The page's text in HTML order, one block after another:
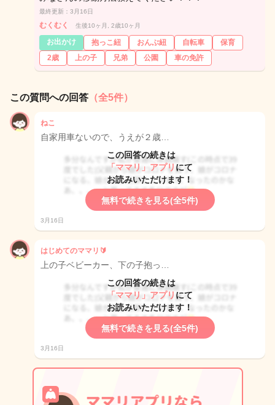
最終更新：3月16日
むくむく 生後10ヶ月, 2歳10ヶ月
お出かけ 抱っこ紐 おんぶ紐 自転車
保育
2歳
上の子 兄弟 公園 車の免許
この質問への回答 （全5件）
ねこ
自家用車ないので、うえが２歳…
この回答の続きは
「ママリ」アプリ にて
お読みいただけます！
無料で続きを見る(全5件)
3月16日
はじめてのママリ🔰
上の子ベビーカー、下の子抱っ…
この回答の続きは
「ママリ」アプリ にて
お読みいただけます！
無料で続きを見る(全5件)
3月16日